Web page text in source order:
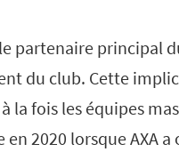
partenaire principal
du club. Cette
la fois les équipes
2020 lorsque AXA